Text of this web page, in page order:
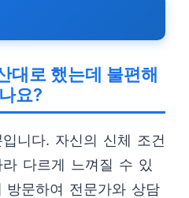
대로 했는데 불편해
요?
니다. 자신의 신체 조건
다르게 느껴질 수 있
방문하여 전문가와 상담